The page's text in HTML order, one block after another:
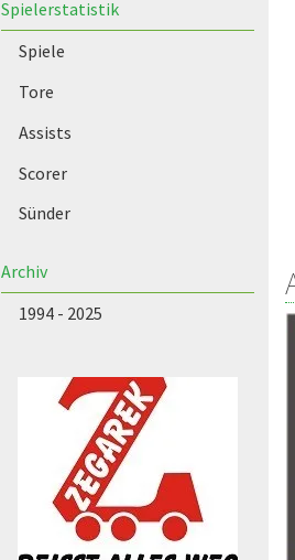
Spielerstatistik
Spiele
Tore
Assists
Scorer
Sünder
Archiv
1994 - 2025